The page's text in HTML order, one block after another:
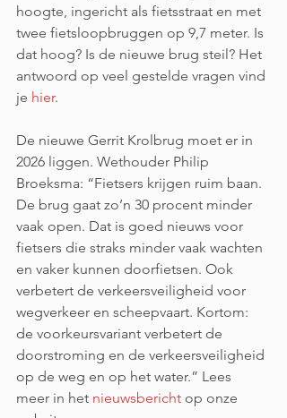
hoogte, ingericht als fietsstraat en met
twee fietsloopbruggen op 9,7 meter. Is
dat hoog? Is de nieuwe brug steil? Het
antwoord op veel gestelde vragen vind
je hier.
De nieuwe Gerrit Krolbrug moet er in
2026 liggen. Wethouder Philip
Broeksma: “Fietsers krijgen ruim baan.
De brug gaat zo’n 30 procent minder
vaak open. Dat is goed nieuws voor
fietsers die straks minder vaak wachten
en vaker kunnen doorfietsen. Ook
verbetert de verkeersveiligheid voor
wegverkeer en scheepvaart. Kortom:
de voorkeursvariant verbetert de
doorstroming en de verkeersveiligheid
op de weg en op het water.” Lees
meer in het nieuwsbericht op onze